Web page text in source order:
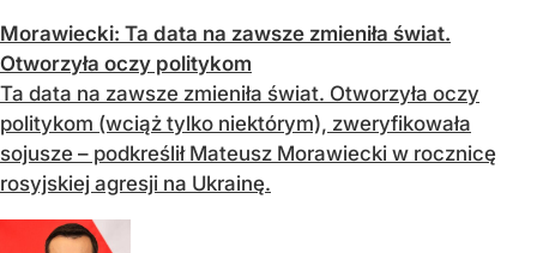
Morawiecki: Ta data na zawsze zmieniła świat.
Otworzyła oczy politykom
Ta data na zawsze zmieniła świat. Otworzyła oczy
politykom (wciąż tylko niektórym), zweryfikowała
sojusze – podkreślił Mateusz Morawiecki w rocznicę
rosyjskiej agresji na Ukrainę.